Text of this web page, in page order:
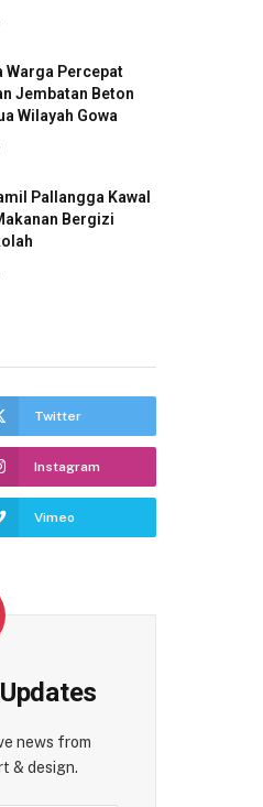
Warga Percepat
Jembatan Beton
Wilayah Gowa
Pallangga Kawal
Bergizi
Twitter
Instagram
Vimeo
news from
& design.